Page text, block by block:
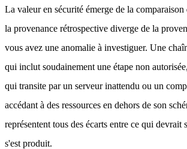
La valeur en sécurité émerge de la
la provenance rétrospective diverge de la
vous avez une anomalie à investiguer. Une
qui inclut soudainement une étape non
qui transite par un serveur inattendu ou un
accédant à des ressources en dehors de son
représentent tous des écarts entre ce qui devrait
s'est produit.